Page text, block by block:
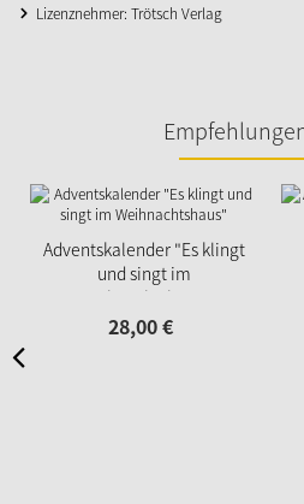
Lizenznehmer: Trötsch Verlag
Adventskalender "Es klingt
und singt im
Weihnachtshaus"
28,00€